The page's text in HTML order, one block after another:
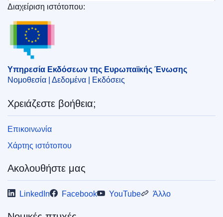
Ένωσης)
Θέμα:βιομηχανία προγραμμάτων
πρόγραμμα
Ταμείο Περιφερειακής Ανάπτυξης
σύναψη δημόσιων συμβάσεων
OJ : JOC_2020_027_R_0034
Υπηρεσία Εκδόσεων της Ευρωπαϊκής Ένωσης
Διαχείριση ιστότοπου:
Υπηρεσία Εκδόσεων της Ευρωπαϊκής Ένωσης
Νομοθεσία | Δεδομένα | Εκδόσεις
Χρειάζεστε βοήθεια;
Επικοινωνία
Χάρτης ιστότοπου
Ακολουθήστε μας
LinkedIn Facebook YouTube Άλλο